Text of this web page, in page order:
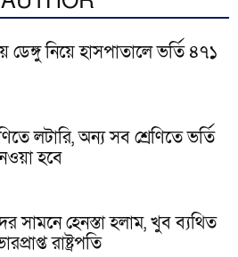
ডেঙ্গু নিয়ে হাসপাতালে ভর্তি ৪৭১
লটারি, অন্য সব শ্রেণিতে ভর্তি
হবে
সামনে হেনস্তা হলাম, খুব ব্যথিত
রাষ্ট্রপতি